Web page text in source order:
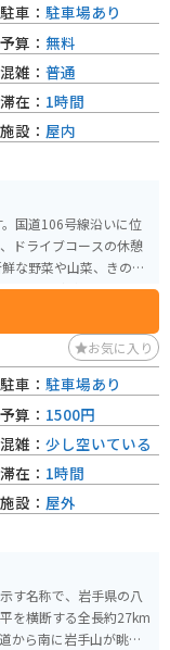
国道106号線沿いに位
ドライブコースの休憩
メンなどが味わえる食
そばはおすすめです。
ても知られており、ツ
スタンドも設置されて
牧
葉山など、自然を満喫
駐車： 駐車場あり
予算： 無料
混雑： 普通
滞在： 1時間
施設： 屋内
お気に入り
す名称で、岩手県の八
を横断する全長約27km
から南に岩手山が眺め
駐車： 駐車場あり
予算： 1500円
混雑： 少し空いている
滞在： 1時間
施設： 屋外